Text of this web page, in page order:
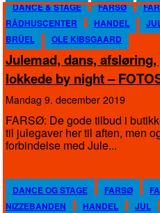
DANCE & STAGE FARSØ
RÅDHUSCENTER
HANDEL
BRÜEL
OLE KIBSGAARD
Julemad, dans,
lokkede by night –
mandag 9. december 2019
FARSØ: De gode tilbud i
til julegaver her til aften, men
forbindelse med Jule...
DANCE OG STAGE FARSØ
NIZZEBANDEN
HANDEL JUL